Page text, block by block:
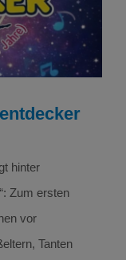
hinter
Zum ersten
vor
Tanten